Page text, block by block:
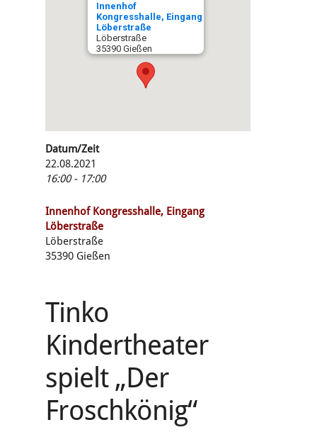
Innenhof
Kongresshalle, Eingang
Löberstraße
Löberstraße
35390 Gießen
Datum/Zeit
22.08.2021
16:00 - 17:00
Innenhof Kongresshalle, Eingang
Löberstraße
Löberstraße
35390 Gießen
Tinko
Kindertheater
spielt „Der
Froschkönig“